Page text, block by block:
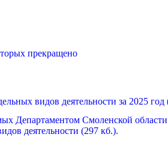
прекращено
видов деятельности за 2025 год
Департаментом Смоленской
деятельности (297 кб.).